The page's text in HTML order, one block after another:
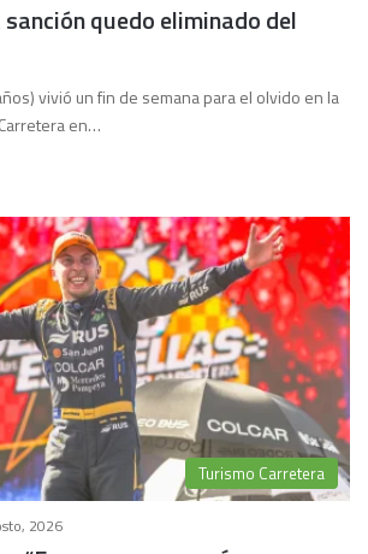
sanción quedo eliminado del
vivió un fin de semana para el olvido en la
en…
Turismo Carretera
2026